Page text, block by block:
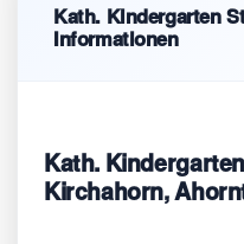
Kath. Kindergarten
Informationen
Kath.
Kirchahorn,